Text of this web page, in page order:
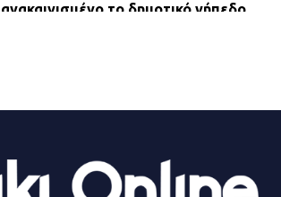
ανακαινισμένο το δημοτικό γήπεδο
ΔΗΜΟΣ ΜΑΝΔΡΑΣ ΕΙΔΥΛΛΙΑΣ:
23.07.2026 | 14:58